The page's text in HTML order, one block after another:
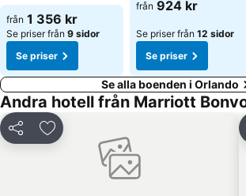
Se priser
från 1 356 kr
Se priser från 9 sidor
Se priser
från 924 kr
Se priser från 12 sidor
Se priser
Se alla boenden i Orlando
Andra hotell från Marriott
Dela Lägg till i Mina Favoriter